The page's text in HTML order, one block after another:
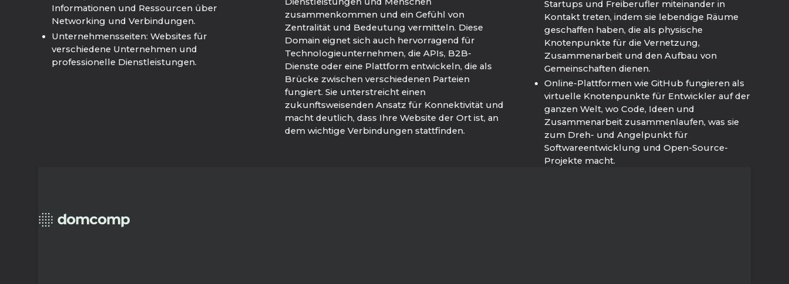
Informationen und Ressourcen über
Networking und Verbindungen.
Unternehmensseiten: Websites für
verschiedene Unternehmen und
professionelle Dienstleistungen.
zusammenkommen und ein Gefühl von
Zentralität und Bedeutung vermitteln. Diese
Domain eignet sich auch hervorragend für
Technologieunternehmen, die APIs, B2B-
Dienste oder eine Plattform entwickeln, die als
Brücke zwischen verschiedenen Parteien
fungiert. Sie unterstreicht einen
zukunftsweisenden Ansatz für Konnektivität und
macht deutlich, dass Ihre Website der Ort ist, an
dem wichtige Verbindungen stattfinden.
Startups und Freiberufler miteinander in
Kontakt treten, indem sie lebendige Räume
geschaffen haben, die als physische
Knotenpunkte für die Vernetzung,
Zusammenarbeit und den Aufbau von
Gemeinschaften dienen.
Online-Plattformen wie GitHub fungieren als
virtuelle Knotenpunkte für Entwickler auf der
ganzen Welt, wo Code, Ideen und
Zusammenarbeit zusammenlaufen, was sie
zum Dreh- und Angelpunkt für
Softwareentwicklung und Open-Source-
Projekte macht.